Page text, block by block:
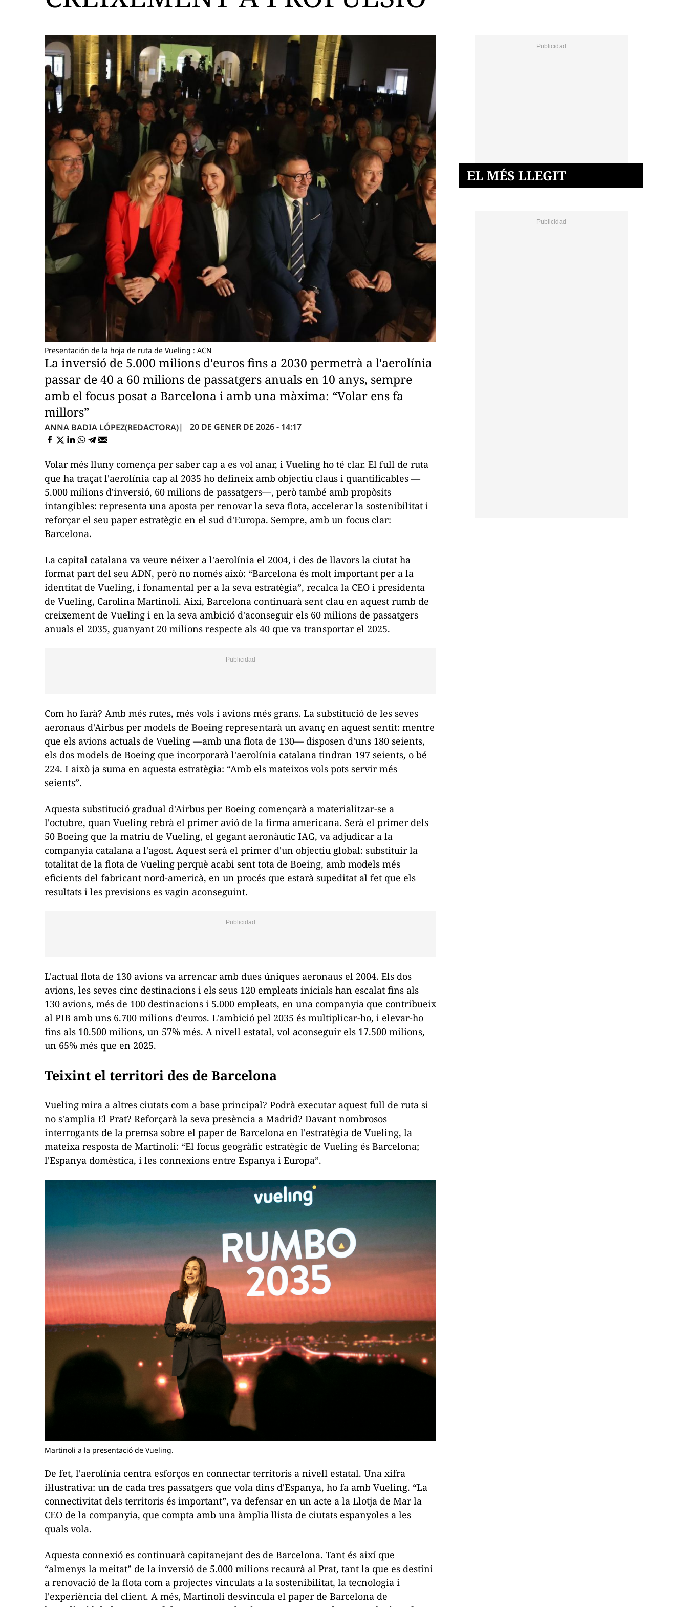
Presentación de la hoja de ruta de Vueling : ACN
La inversió de 5.000 milions d'euros fins a 2030 permetrà a l'aerolínia
passar de 40 a 60 milions de passatgers anuals en 10 anys, sempre
amb el focus posat a Barcelona i amb una màxima: “Volar ens fa
millors”
ANNA BADIA LÓPEZ(REDACTORA) 20 DE GENER DE 2026 - 14:17
Volar més lluny comença per saber cap a es vol anar, i Vueling ho té clar. El full de ruta
que ha traçat l'aerolínia cap al 2035 ho defineix amb objectiu claus i quantificables —
5.000 milions d'inversió, 60 milions de passatgers—, però també amb propòsits
intangibles: representa una aposta per renovar la seva flota, accelerar la sostenibilitat i
reforçar el seu paper estratègic en el sud d'Europa. Sempre, amb un focus clar:
Barcelona.
La capital catalana va veure néixer a l'aerolínia el 2004, i des de llavors la ciutat ha
format part del seu ADN, però no només això: “Barcelona és molt important per a la
identitat de Vueling, i fonamental per a la seva estratègia”, recalca la CEO i presidenta
de Vueling, Carolina Martinoli. Així, Barcelona continuarà sent clau en aquest rumb de
creixement de Vueling i en la seva ambició d'aconseguir els 60 milions de passatgers
anuals el 2035, guanyant 20 milions respecte als 40 que va transportar el 2025.
Com ho farà? Amb més rutes, més vols i avions més grans. La substitució de les seves
aeronaus d'Airbus per models de Boeing representarà un avanç en aquest sentit: mentre
que els avions actuals de Vueling —amb una flota de 130— disposen d'uns 180 seients,
els dos models de Boeing que incorporarà l'aerolínia catalana tindran 197 seients, o bé
224. I això ja suma en aquesta estratègia: “Amb els mateixos vols pots servir més
seients”.
Aquesta substitució gradual d'Airbus per Boeing començarà a materialitzar-se a
l'octubre, quan Vueling rebrà el primer avió de la firma americana. Serà el primer dels
50 Boeing que la matriu de Vueling, el gegant aeronàutic IAG, va adjudicar a la
companyia catalana a l'agost. Aquest serà el primer d'un objectiu global: substituir la
totalitat de la flota de Vueling perquè acabi sent tota de Boeing, amb models més
eficients del fabricant nord-americà, en un procés que estarà supeditat al fet que els
resultats i les previsions es vagin aconseguint.
L'actual flota de 130 avions va arrencar amb dues úniques aeronaus el 2004. Els dos
avions, les seves cinc destinacions i els seus 120 empleats inicials han escalat fins als
130 avions, més de 100 destinacions i 5.000 empleats, en una companyia que contribueix
al PIB amb uns 6.700 milions d'euros. L'ambició pel 2035 és multiplicar-ho, i elevar-ho
fins als 10.500 milions, un 57% més. A nivell estatal, vol aconseguir els 17.500 milions,
un 65% més que en 2025.
Teixint el territori des de Barcelona
Vueling mira a altres ciutats com a base principal? Podrà executar aquest full de ruta si
no s'amplia El Prat? Reforçarà la seva presència a Madrid? Davant nombrosos
interrogants de la premsa sobre el paper de Barcelona en l'estratègia de Vueling, la
mateixa resposta de Martinoli: “El focus geogràfic estratègic de Vueling és Barcelona;
l'Espanya domèstica, i les connexions entre Espanya i Europa”.
Martinoli a la presentació de Vueling.
De fet, l'aerolínia centra esforços en connectar territoris a nivell estatal. Una xifra
il·lustrativa: un de cada tres passatgers que vola dins d'Espanya, ho fa amb Vueling. “La
connectivitat dels territoris és important”, va defensar en un acte a la Llotja de Mar la
CEO de la companyia, que compta amb una àmplia llista de ciutats espanyoles a les
quals vola.
Aquesta connexió es continuarà capitanejant des de Barcelona. Tant és així que
“almenys la meitat” de la inversió de 5.000 milions recaurà al Prat, tant la que es destini
a renovació de la flota com a projectes vinculats a la sostenibilitat, la tecnologia i
l'experiència del client. A més, Martinoli desvincula el paper de Barcelona de
EL MÉS LLEGIT